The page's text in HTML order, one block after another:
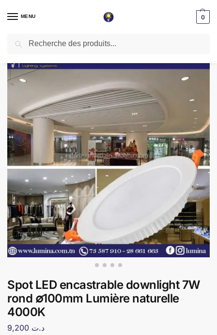
MENU 0
Accueil / Spot LED encastrable Spot downlight
Spot LED encastrable downlight 7W
rond ∅100mm Lumière naturelle
4000K
د.ت